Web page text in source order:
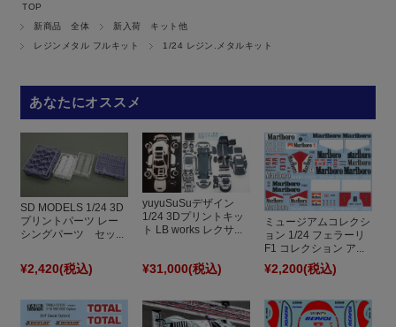
TOP
新商品 全体
新入荷 キット他
レジンメタル フルキット
1/24 レジン.メタルキット
あなたにオススメ
SD MODELS 1/24 3D
プリントパーツ レー
シングパーツ セッ...
¥2,420(税込)
yuyuSuSuデザイン
1/24 3Dプリントキッ
ト LB works レクサ...
¥31,000(税込)
ミュージアムコレクシ
ョン 1/24 フェラーリ
F1 コレクション ア...
¥2,200(税込)